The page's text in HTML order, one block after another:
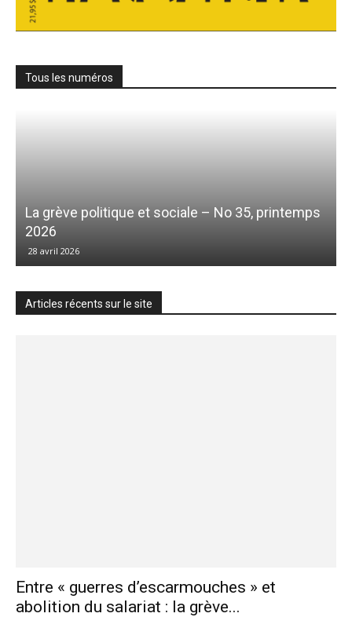
Tous les numéros
La grève politique et sociale – No 35, printemps
2026
28 avril 2026
Articles récents sur le site
Entre « guerres d’escarmouches » et
abolition du salariat : la grève...